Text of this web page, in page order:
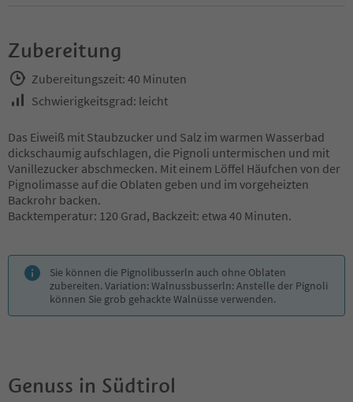
Zubereitung
Zubereitungszeit: 40 Minuten
Schwierigkeitsgrad: leicht
Das Eiweiß mit Staubzucker und Salz im warmen Wasserbad
dickschaumig aufschlagen, die Pignoli untermischen und mit
Vanillezucker abschmecken. Mit einem Löffel Häufchen von der
Pignolimasse auf die Oblaten geben und im vorgeheizten
Backrohr backen.
Backtemperatur: 120 Grad, Backzeit: etwa 40 Minuten.
Sie können die Pignolibusserln auch ohne Oblaten
zubereiten. Variation: Walnussbusserln: Anstelle der Pignoli
können Sie grob gehackte Walnüsse verwenden.
Genuss in Südtirol